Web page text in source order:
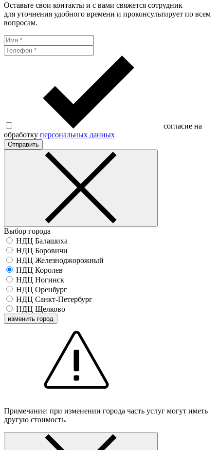
Оставьте свои контакты и с вами свяжется сотрудник
для уточнения удобного времени и проконсультирует по всем
вопросам.
согласие на
обработку персональных данных
Отправить
Выбор города
НДЦ Балашиха
НДЦ Боровичи
НДЦ Железноджорожный
НДЦ Королев
НДЦ Ногинск
НДЦ Оренбург
НДЦ Санкт-Петербург
НДЦ Щелково
изменить город
Примечание: при изменении города часть услуг могут иметь
другую стоимость.